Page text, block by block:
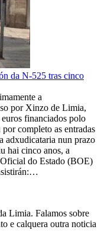
da N-525 tras cinco
a
por Xinzo de Limia,
financiados polo
completo as entradas
adxudicataria nun prazo
hai cinco anos, a
do Estado (BOE)
Limia. Falamos sobre
e calquera outra noticia